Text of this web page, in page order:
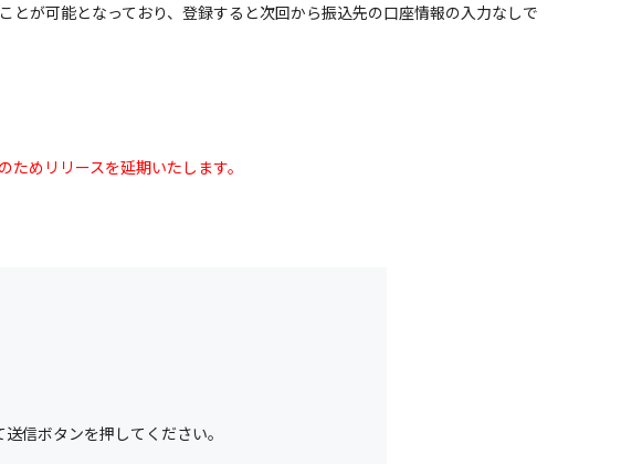
が可能となっており、登録すると次回から振込先の口座情報の入力なしで
めリリースを延期いたします。
信ボタンを押してください。